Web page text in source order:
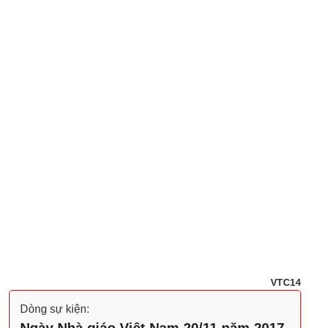
VTC14
Dòng sự kiện: